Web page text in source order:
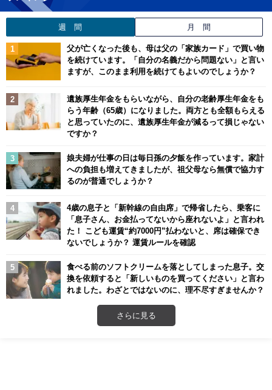
週 間 月 間
父が亡くなった後も、母は父の「家族カード」で買い物
を続けています。「自分の名義だから問題ない」と言い
ますが、このまま利用を続けてもよいのでしょうか？
遺族厚生年金をもらいながら、自分の老齢厚生年金をも
らう年齢（65歳）になりました。両方とも全額もらえる
と思っていたのに、遺族厚生年金が減るって損じゃない
ですか？
娘夫婦が仕事の日は毎日孫の夕飯を作っています。家計
への負担も増えてきましたが、祖父母なら無償で協力す
るのが普通でしょうか？
4歳の息子と「新幹線の自由席」で帰省したら、乗客に
「息子さん、お金払ってないから座れないよ」と言われ
た！ こども運賃“約7000円”払わないと、席は確保でき
ないでしょうか？ 運賃ルールを確認
食べる前のソフトクリームを落としてしまった息子。交
換を依頼すると「新しいものを買ってください」と言わ
れました。わざとではないのに、理不尽すぎませんか？
さらに見る